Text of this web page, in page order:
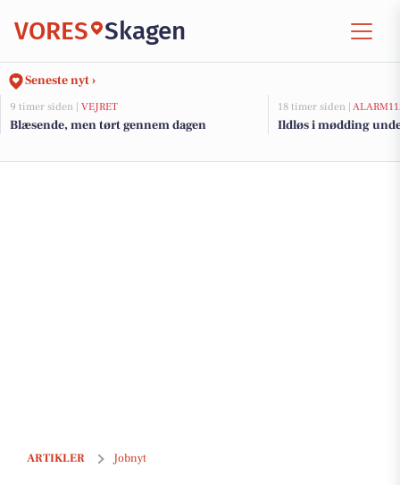
VORES Skagen
Seneste nyt ›
9 timer siden | VEJRET
Blæsende, men tørt gennem dagen
18 timer siden |
Ildløs i mødding
ARTIKLER Jobnyt
Køkkenchef med passion for kvalitet og bæredygtighed søges til